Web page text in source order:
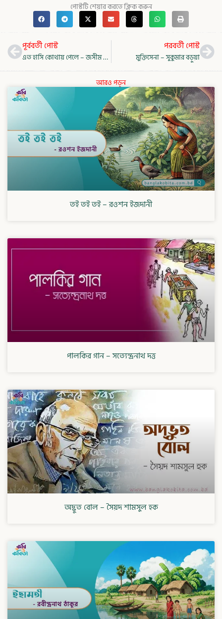
পোস্টটি শেয়ার করতে ক্লিক করুন
Prevপূর্ববর্তী পোস্ট
এত হাসি কোথায় পেলে – জসীম উদ্‌দীন
পরবর্তী পোস্ট
মুক্তিসেনা – সুকুমার বড়ুয়া
আরও পড়ুন
তই তই তই – রওশন ইজদানী
পালকির গান – সত্যেন্দ্রনাথ দত্ত
অদ্ভুত বোল – সৈয়দ শামসুল হক